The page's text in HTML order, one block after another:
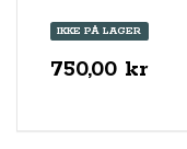
IKKE PÅ LAGER
750,00 kr